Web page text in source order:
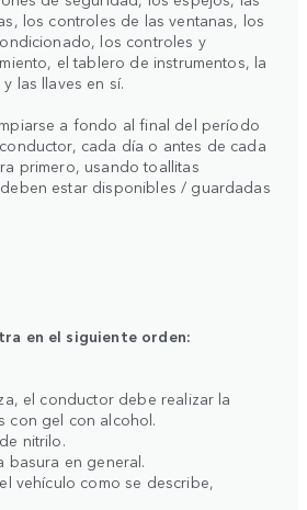
los controles de las ventanas, los
los controles y
el tablero de instrumentos, la
las llaves en sí.
a fondo al final del período
cada día o antes de cada
primero, usando toallitas
estar disponibles / guardadas
en el siguiente orden:
el conductor debe realizar la
con gel con alcohol.
nitrilo.
basura en general.
vehículo como se describe,